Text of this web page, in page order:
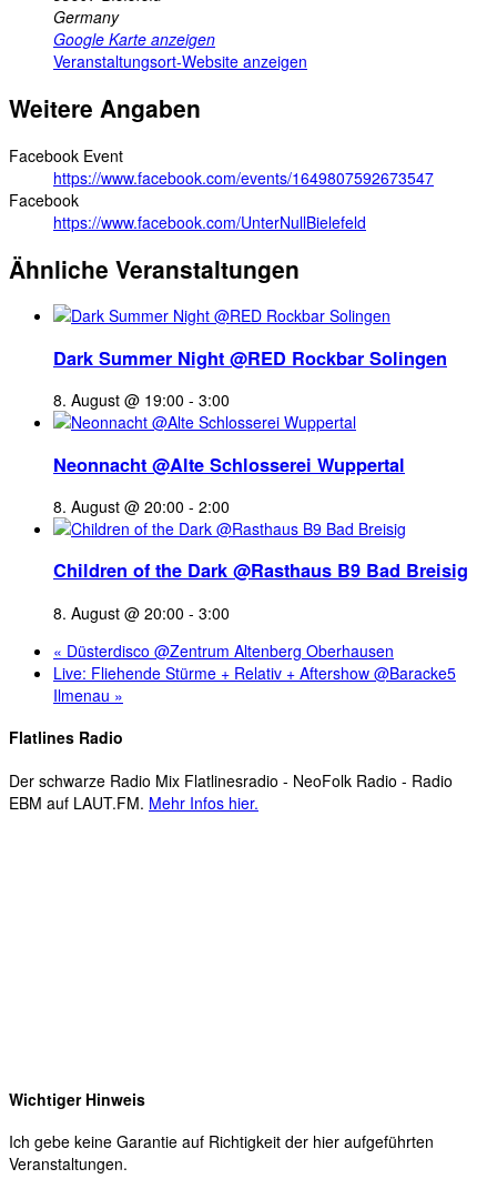
Germany
Google Karte anzeigen
Veranstaltungsort-Website anzeigen
Weitere Angaben
Facebook Event
https://www.facebook.com/events/1649807592673547
Facebook
https://www.facebook.com/UnterNullBielefeld
Ähnliche Veranstaltungen
Dark Summer Night @RED Rockbar Solingen
8. August @ 19:00 - 3:00
Neonnacht @Alte Schlosserei Wuppertal
8. August @ 20:00 - 2:00
Children of the Dark @Rasthaus B9 Bad Breisig
8. August @ 20:00 - 3:00
« Düsterdisco @Zentrum Altenberg Oberhausen
Live: Fliehende Stürme + Relativ + Aftershow @Baracke5
Ilmenau »
Flatlines Radio
Der schwarze Radio Mix Flatlinesradio - NeoFolk Radio - Radio
EBM auf LAUT.FM. Mehr Infos hier.
Wichtiger Hinweis
Ich gebe keine Garantie auf Richtigkeit der hier aufgeführten
Veranstaltungen.